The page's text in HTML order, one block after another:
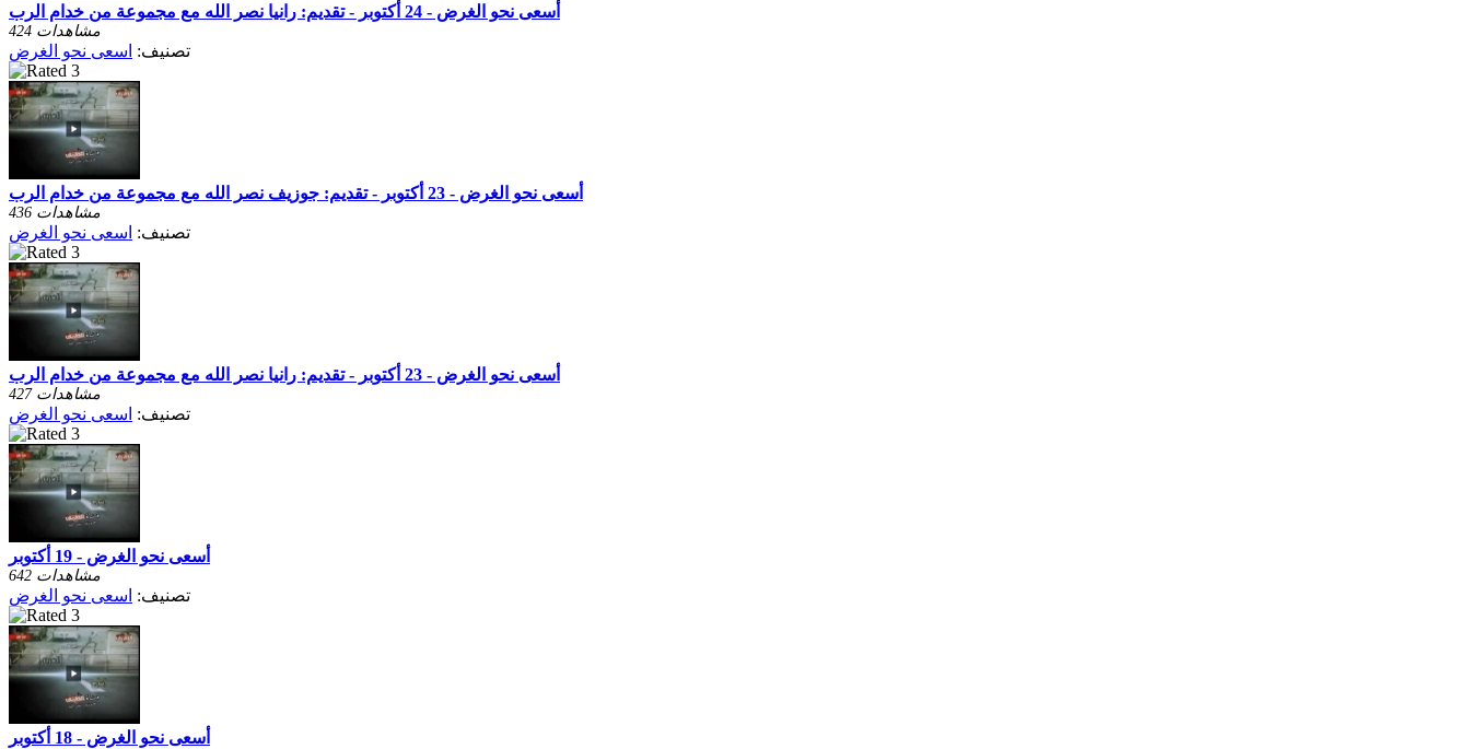
أسعى نحو الغرض - 24 أكتوبر - تقديم: رانيا نصر الله مع مجموعة من خدام الرب
424 مشاهدات
تصنيف: اسعى نحو الغرض
أسعى نحو الغرض - 23 أكتوبر - تقديم: جوزيف نصر الله مع مجموعة من خدام الرب
436 مشاهدات
تصنيف: اسعى نحو الغرض
أسعى نحو الغرض - 23 أكتوبر - تقديم: رانيا نصر الله مع مجموعة من خدام الرب
427 مشاهدات
تصنيف: اسعى نحو الغرض
أسعى نحو الغرض - 19 أكتوبر
642 مشاهدات
تصنيف: اسعى نحو الغرض
أسعى نحو الغرض - 18 أكتوبر